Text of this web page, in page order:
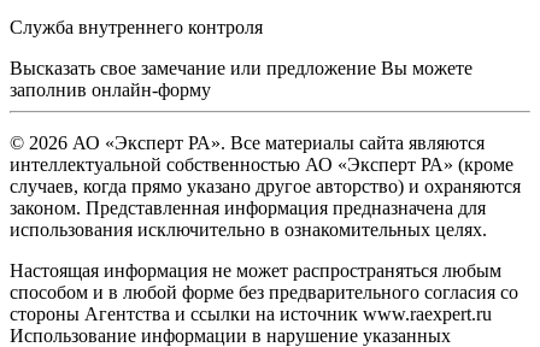
Служба внутреннего контроля
Высказать свое замечание или предложение Вы можете
заполнив онлайн-форму
© 2026 АО «Эксперт РА». Все материалы сайта являются
интеллектуальной собственностью АО «Эксперт РА» (кроме
случаев, когда прямо указано другое авторство) и охраняются
законом. Представленная информация предназначена для
использования исключительно в ознакомительных целях.
Настоящая информация не может распространяться любым
способом и в любой форме без предварительного согласия со
стороны Агентства и ссылки на источник www.raexpert.ru
Использование информации в нарушение указанных